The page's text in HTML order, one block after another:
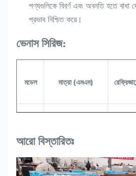
পণ্যগুলিকে বিবর্ণ এবং অবনতি হতে বাধা
প্রভাব নিশ্চিত করে।
ভেনাস সিরিজ:
মডেল মাত্রা (এমএম)
ভেনাস
ভেনাস
২৫০
আরো বিস্তারিতঃ